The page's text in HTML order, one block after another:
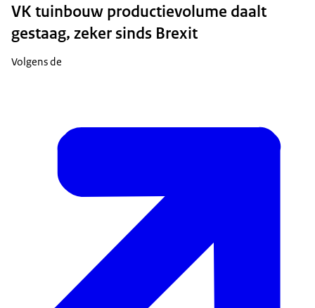
VK tuinbouw productievolume daalt
gestaag, zeker sinds Brexit
Volgens de